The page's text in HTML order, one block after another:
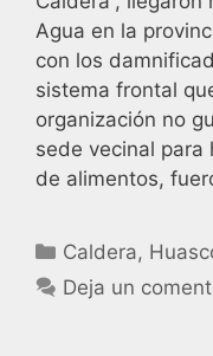
Agua en la
con los
sistema frontal
organización no
sede vecinal para
de alimentos,
Caldera,
Deja un